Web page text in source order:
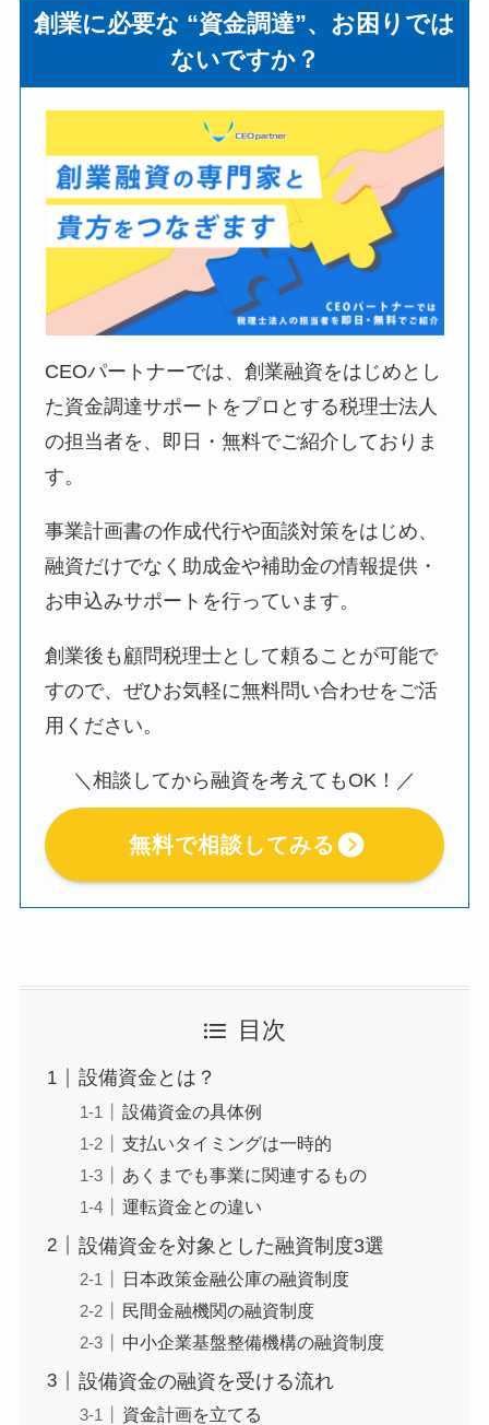
創業に必要な “資金調達”、お困りでは
ないですか？
CEOパートナーでは、創業融資をはじめとし
た資金調達サポートをプロとする税理士法人
の担当者を、即日・無料でご紹介しておりま
す。
事業計画書の作成代行や面談対策をはじめ、
融資だけでなく助成金や補助金の情報提供・
お申込みサポートを行っています。
創業後も顧問税理士として頼ることが可能で
すので、ぜひお気軽に無料問い合わせをご活
用ください。
＼相談してから融資を考えてもOK！／
無料で相談してみる
目次
設備資金とは？
設備資金の具体例
支払いタイミングは一時的
あくまでも事業に関連するもの
運転資金との違い
設備資金を対象とした融資制度3選
日本政策金融公庫の融資制度
民間金融機関の融資制度
中小企業基盤整備機構の融資制度
設備資金の融資を受ける流れ
資金計画を立てる